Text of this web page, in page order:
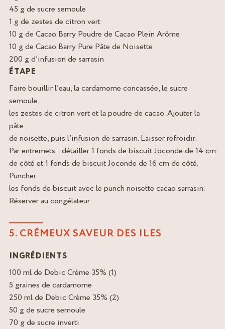
45 g de sucre semoule
1 g de zestes de citron vert
10 g de Cacao Barry Poudre de Cacao Plein Arôme
10 g de Cacao Barry Pure Pâte de Noisette
200 g d’infusion de sarrasin
ÉTAPE
Faire bouillir l’eau, la cardamome concassée, le sucre
semoule,
les zestes de citron vert et la poudre de cacao. Ajouter la
pâte
de noisette, puis l’infusion de sarrasin. Laisser refroidir.
Par entremets : détailler 1 fonds de biscuit Joconde de 14 cm
de côté et 1 fonds de biscuit Joconde de 16 cm de côté.
Puncher
les fonds de biscuit avec le punch noisette cacao sarrasin.
Réserver au congélateur.
5. CRÉMEUX SAVEUR DES ILES
INGRÉDIENTS
100 ml de Debic Crème 35% (1)
5 graines de cardamome
250 ml de Debic Crème 35% (2)
50 g de sucre semoule
70 g de sucre inverti